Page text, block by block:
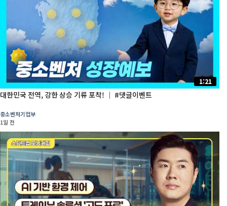
1:21
대한민국 전역, 강한 상승 기류 포착! │ #댓글이벤트
중소벤처기업부
1일 전